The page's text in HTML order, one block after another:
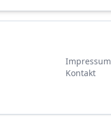
Impressum
Kontakt